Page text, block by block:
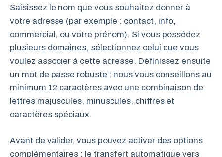
Saisissez le nom que vous souhaitez donner à
votre adresse (par exemple : contact, info,
commercial, ou votre prénom). Si vous possédez
plusieurs domaines, sélectionnez celui que vous
voulez associer à cette adresse. Définissez ensuite
un mot de passe robuste : nous vous conseillons au
minimum 12 caractères avec une combinaison de
lettres majuscules, minuscules, chiffres et
caractères spéciaux.
Avant de valider, vous pouvez activer des options
complémentaires : le transfert automatique vers